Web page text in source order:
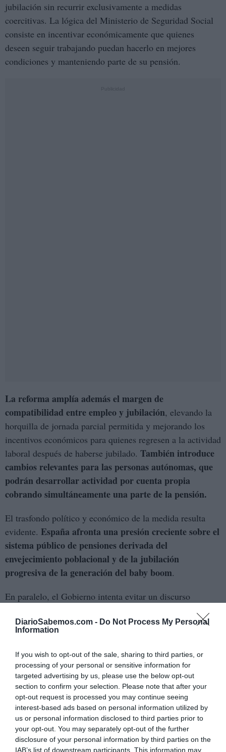
DiarioSabemos.com - Do Not Process My Personal
Information
If you wish to opt-out of the sale, sharing to third parties, or
processing of your personal or sensitive information for
targeted advertising by us, please use the below opt-out
section to confirm your selection. Please note that after your
opt-out request is processed you may continue seeing
interest-based ads based on personal information utilized by
us or personal information disclosed to third parties prior to
your opt-out. You may separately opt-out of the further
disclosure of your personal information by third parties on the
IAB’s list of downstream participants. This information may
jubilación sin recurrir exclusivamente a medidas
coercitivas. La lógica del Ministerio de Seguridad Social
consiste en incentivar económicamente que quienes
deseen seguir trabajando puedan hacerlo en mejores
condiciones y manteniendo parte de su pensión.
La reforma amplía además el margen de
compatibilidad entre empleo y jubilación, elevando la
horquilla de jornada parcial permitida y mejorando los
incentivos económicos para quienes regresen a la actividad
laboral después de haberse jubilado. También introduce
cambios relevantes para las personas autónomas, que
podrán desarrollar actividad por cuenta propia
cobrando simultáneamente una parte de la pensión.
El trasfondo político y económico de la medida resulta
evidente. España afronta una presión creciente sobre el
sistema público de pensiones derivada del
envejecimiento poblacional y de la jubilación
progresiva de la generación del baby boom.
En paralelo, el Gobierno intenta evitar un discurso
alarmista sobre la sostenibilidad del sistema y apuesta por
reformas graduales que permitan adaptar el mercado
lineales.
Los datos manejados por el Ministerio reflejan
precisamente esa tendencia.Las jubilaciones demoradas
han aumentado significativamente en los últimos años
y las anticipadas se han reducido respecto a ejercicios
anteriores. El Ejecutivo interpreta esta evolución como
una señal de que los incentivos económicos empiezan a